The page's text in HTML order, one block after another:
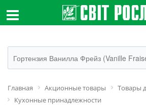
Главная Акционные товары
Товары
Кухонные принадлежности